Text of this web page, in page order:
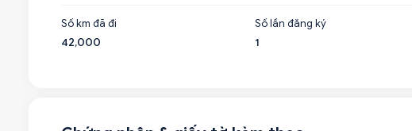
Số km đã đi
42,000
Số lần đăng ký
1